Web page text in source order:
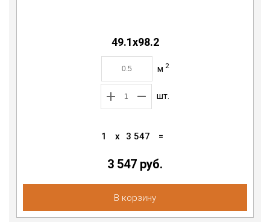
49.1x98.2
м 2
шт.
1 x 3 547 =
3 547 руб.
В корзину